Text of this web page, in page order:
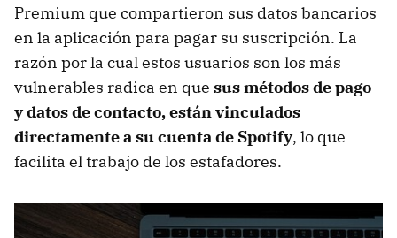
Premium que compartieron sus datos bancarios
en la aplicación para pagar su suscripción. La
razón por la cual estos usuarios son los más
vulnerables radica en que sus métodos de pago
y datos de contacto, están vinculados
directamente a su cuenta de Spotify, lo que
facilita el trabajo de los estafadores.